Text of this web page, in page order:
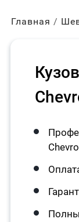
Главная